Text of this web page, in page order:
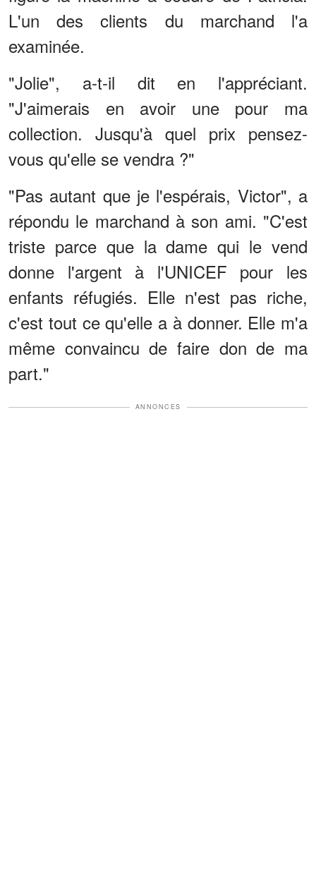
L'un des clients du marchand l'a
examinée.
"Jolie", a-t-il dit en l'appréciant.
"J'aimerais en avoir une pour ma
collection. Jusqu'à quel prix pensez-
vous qu'elle se vendra ?"
"Pas autant que je l'espérais, Victor", a
répondu le marchand à son ami. "C'est
triste parce que la dame qui le vend
donne l'argent à l'UNICEF pour les
enfants réfugiés. Elle n'est pas riche,
c'est tout ce qu'elle a à donner. Elle m'a
même convaincu de faire don de ma
part."
ANNONCES